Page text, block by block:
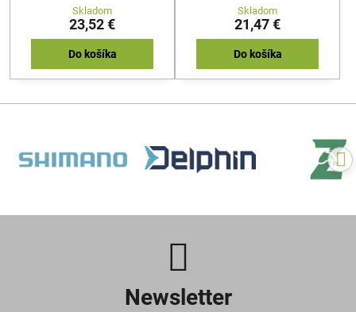
Skladom
23,52 €
Do košíka
Skladom
21,47 €
Do košíka
Newsletter